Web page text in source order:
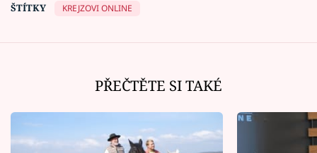
ŠTÍTKY
KREJZOVI ONLINE
PŘEČTĚTE SI TAKÉ